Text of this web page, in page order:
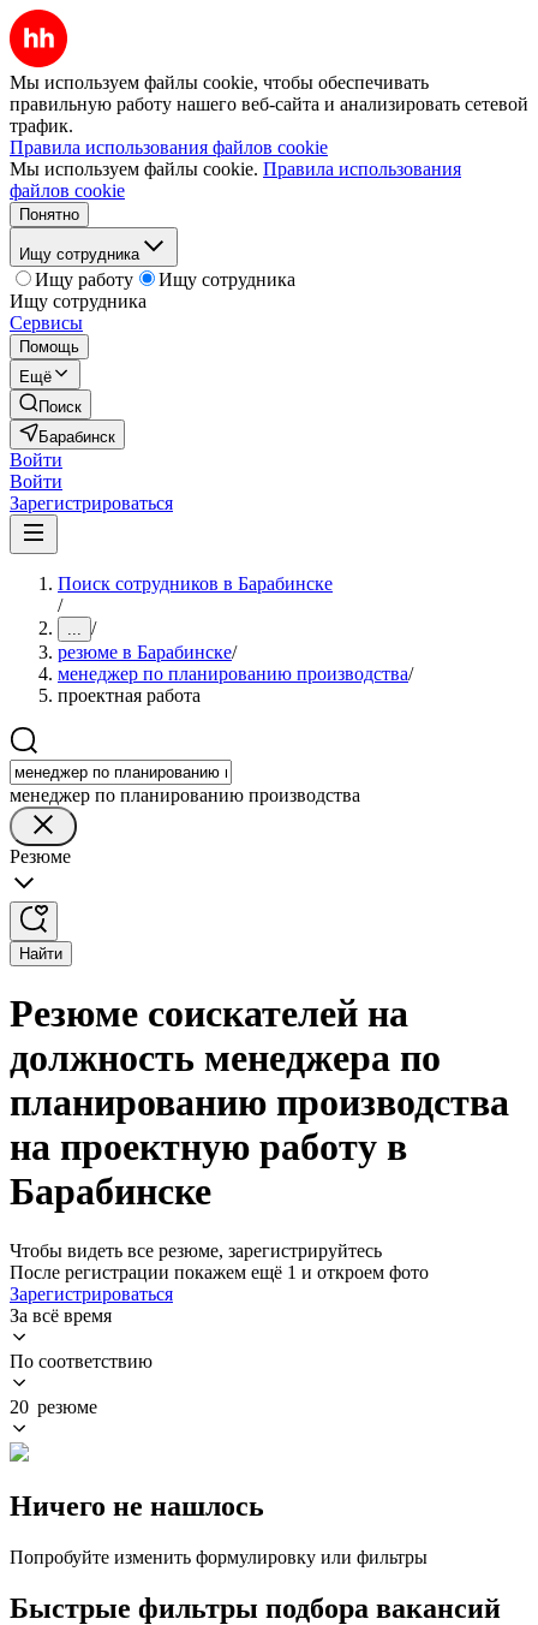
Мы используем файлы cookie, чтобы обеспечивать
правильную работу нашего веб-сайта и анализировать сетевой
трафик.
Правила использования файлов cookie
Мы используем файлы cookie. Правила использования
файлов cookie
Понятно
Ищу сотрудника
Ищу работу
Ищу сотрудника
Ищу сотрудника
Сервисы
Помощь
Ещё
Поиск
Барабинск
Войти
Войти
Зарегистрироваться
Поиск сотрудников в Барабинске
/
... /
резюме в Барабинске/
менеджер по планированию производства/
проектная работа
менеджер по планированию производства
Резюме
Найти
Резюме соискателей на
должность менеджера по
планированию производства
на проектную работу в
Барабинске
Чтобы видеть все резюме, зарегистрируйтесь
После регистрации покажем ещё 1 и откроем фото
Зарегистрироваться
За всё время
По соответствию
20 резюме
Ничего не нашлось
Попробуйте изменить формулировку или фильтры
Быстрые фильтры подбора вакансий